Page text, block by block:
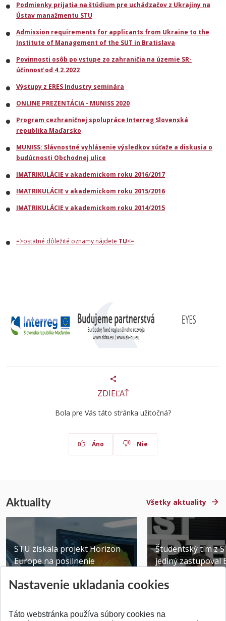
Podmienky prijatia na štúdium pre uchádzačov z Ukrajiny na
Ústav manažmentu STU
Admission requirements for applicants from Ukraine to the
Institute of Management of the SUT in Bratislava
Povinnosti osôb po vstupe zo zahraničia na územie SR-
účinnosť od 4.2.2022
Výstupy z ERES Industry seminára
ONLINE PREZENTÁCIA - MUNISS 2020
Program cezhraničnej spolupráce Interreg Slovenská
republika Maďarsko
MUNISS: Slávnostné vyhlásenie výsledkov súťaže a diskusia o
budúcnosti Obchodnej ulice
IMATRIKULÁCIE v akademickom roku 2016/2017
IMATRIKULÁCIE v akademickom roku 2015/2016
IMATRIKULÁCIE v akademickom roku 2014/2015
=>ostatné dôležité oznamy nájdete TU<=
ZDIEĽAŤ
Bola pre Vás táto stránka užitočná?
Áno Nie
Aktuality Všetky aktuality
STU získala projekt Horizon
Europe na posilnenie
Publikované 31.07.2026
Študentský tím z
jediný zastupoval
Publikované
Nastavenie ukladania cookies
Táto webstránka používa súbory cookies na